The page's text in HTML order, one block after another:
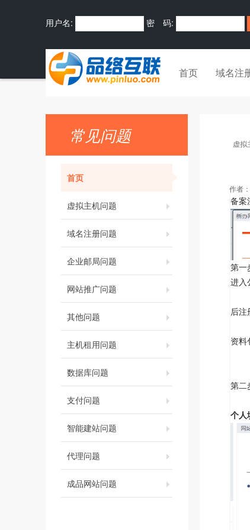
用户名: 密 码:
首页 域名注
常见问题
首页
虚拟主机问题
域名注册问题
企业邮局问题
网站推广问题
其他问题
主机租用问题
数据库问题
支付问题
智能建站问题
代理问题
成品网站问题
虚拟
作者：
备案
第一
进入
后注
资料
第二
个人